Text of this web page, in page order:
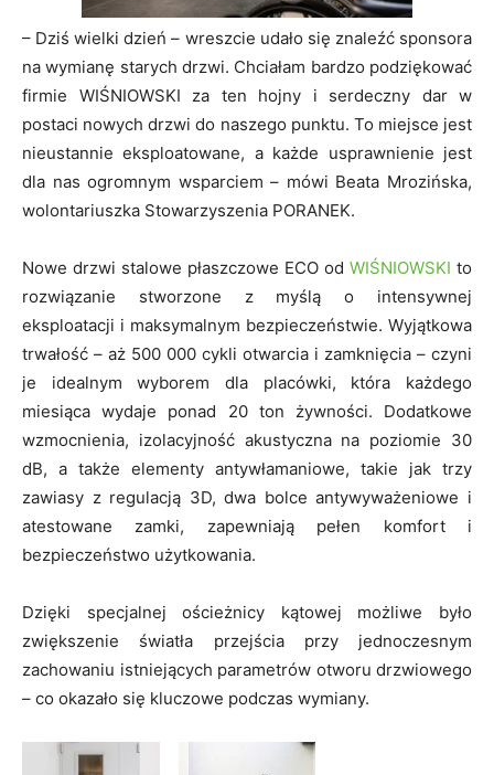
– Dziś wielki dzień – wreszcie udało się znaleźć sponsora
na wymianę starych drzwi. Chciałam bardzo podziękować
firmie WIŚNIOWSKI za ten hojny i serdeczny dar w
postaci nowych drzwi do naszego punktu. To miejsce jest
nieustannie eksploatowane, a każde usprawnienie jest
dla nas ogromnym wsparciem – mówi Beata Mrozińska,
wolontariuszka Stowarzyszenia PORANEK.
Nowe drzwi stalowe płaszczowe ECO od WIŚNIOWSKI to
rozwiązanie stworzone z myślą o intensywnej
eksploatacji i maksymalnym bezpieczeństwie. Wyjątkowa
trwałość – aż 500 000 cykli otwarcia i zamknięcia – czyni
je idealnym wyborem dla placówki, która każdego
miesiąca wydaje ponad 20 ton żywności. Dodatkowe
wzmocnienia, izolacyjność akustyczna na poziomie 30
dB, a także elementy antywłamaniowe, takie jak trzy
zawiasy z regulacją 3D, dwa bolce antywyważeniowe i
atestowane zamki, zapewniają pełen komfort i
bezpieczeństwo użytkowania.
Dzięki specjalnej ościeżnicy kątowej możliwe było
zwiększenie światła przejścia przy jednoczesnym
zachowaniu istniejących parametrów otworu drzwiowego
– co okazało się kluczowe podczas wymiany.